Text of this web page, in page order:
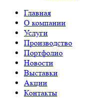
Главная
О компании
Услуги
Производство
Портфолио
Новости
Выставки
Акции
Контакты